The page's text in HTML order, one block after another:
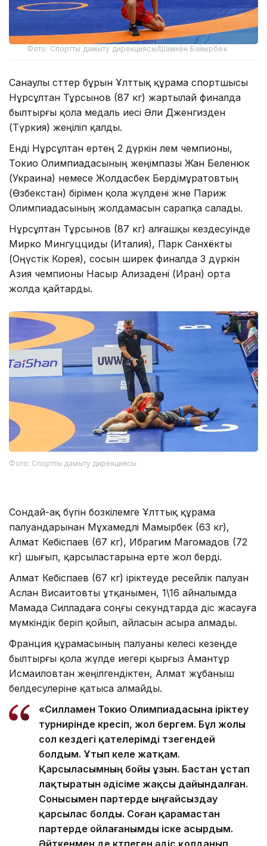
Фото: Спортты дамыту дирекциясы/Шамкен Байырбек
Санаулы сәттер бұрын Ұлттық құрама спортшысы
Нұрсұлтан Тұрсынов (87 кг) жартылай финалда
былтырғы қола медаль иесі Әли Дженгизден
(Түркия) жеңіліп қалды.
Енді Нұрсұлтан ертең 2 дүркін әлем чемпионы,
Токио Олимпиадасының жеңімпазы Жан Беленюк
(Украина) немесе Жолдасбек Бердімұратовтың
(Өзбекстан) бірімен қола жүлдені және Париж
Олимпиадасының жолдамасын сарапқа салады.
Нұрсұлтан Тұрсынов (87 кг) алғашқы кездесуінде
Мирко Мингуцциды (Италия), Парк Санхёкты
(Оңүстік Корея), сосын ширек финалда 3 дүркін
Азия чемпионы Насыр Ализадені (Иран) орта
жолда қайтарды.
Фото: Спортты дамыту дирекциясы
Сондай-ақ бүгін бозкілемге Ұлттық құрама
палуандарынан Мұхамедәлі Мамырбек (63 кг),
Алмат Кебіспаев (67 кг), Ибрагим Магомадов (72
кг) шығып, қарсыластарына ерте жол берді.
Алмат Кебіспаев (67 кг) іріктеуде ресейлік палуан
Аслан Висаитовты ұтқанымен, 1\16 айналымда
Мамада Силладаға соңғы секундтарда әдіс жасауға
мүмкіндік беріп қойып, айласын асыра алмады.
Франция құрамасының палуаны келесі кезеңде
былтырғы қола жүлде иегері қырғыз Амантұр
Исмаиловтан жеңілгендіктен, Алмат жұбаныш
белдесулеріне қатыса алмайды.
«Силламен Токио Олимпиадасына іріктеу
турнирінде күресіп, жол бергем. Бұл жолы
сол кездегі қателерімді түзегендей
болдым. Ұтып келе жатқам.
Қарсыласымның бойы ұзын. Бастан ұстап
лақтыратын әдісіме жақсы дайындалған.
Сонысымен партерде ыңғайсыздау
қарсылас болды. Соған қарамастан
партерде ойлағанымды іске асырдым.
Әйткенмен де күтпеген әдіс қолданып